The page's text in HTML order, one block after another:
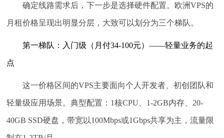
确定线路需求后，下一步是选择硬件配置。欧洲VPS的
月租价格呈现出明显分层，大致可以划分为三个梯队。
第一梯队：入门级（月付34-100元）——轻量业务的起
点
这一价格区间的VPS主要面向个人开发者、初创团队和
轻量级应用场景。典型配置：1核CPU、1-2GB内存、20-
40GB SSD硬盘，带宽以100Mbps或1Gbps共享为主，流量限